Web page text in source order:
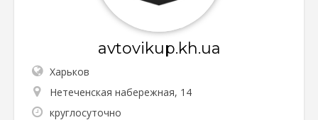
avtovikup.kh.ua
Харьков
Нетеченская набережная, 14
круглосуточно